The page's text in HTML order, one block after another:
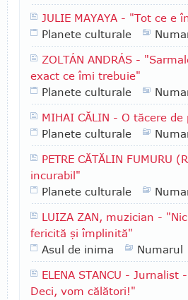
JULIE MAYAYA - "Tot ce
Planete culturale
ZOLTÁN ANDRÁS -
exact ce îmi trebuie"
Planete culturale
MIHAI CĂLIN - O tăcere de
Planete culturale
PETRE CĂTĂLIN
incurabil"
Planete culturale
LUIZA ZAN, muzician -
fericită şi împlinită"
Asul de inima
Numarul
ELENA STANCU -
Deci, vom călători!"